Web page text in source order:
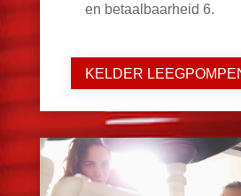
en betaalbaarheid 6.
KELDER